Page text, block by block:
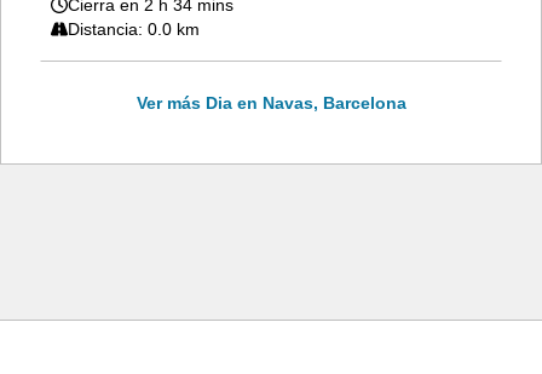
Cierra en 2 h 34 mins
Distancia: 0.0 km
Ver más Dia en Navas, Barcelona